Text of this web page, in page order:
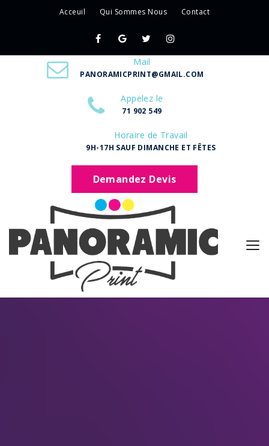
Acceuil Qui Sommes Nous Contact
Mail
PANORAMICPRINT@GMAIL.COM
Appelez le
71 902 549
Horaire de Travail
9H-17H SAUF DIMANCHE ET FÊTES
Demandez Devis